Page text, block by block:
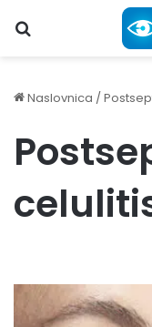
Upiši traženi
Naslovnica /